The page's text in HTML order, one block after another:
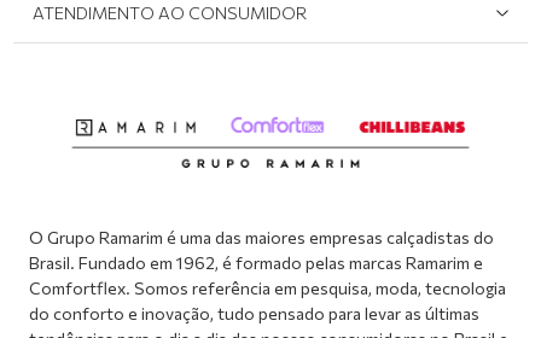
Meus pedidos
ATENDIMENTO AO CONSUMIDOR
Atendimento via WhatsApp: (51) 2160-0740
O Grupo Ramarim é uma das maiores empresas calçadistas do
Brasil. Fundado em 1962, é formado pelas marcas Ramarim e
Comfortflex. Somos referência em pesquisa, moda, tecnologia
do conforto e inovação, tudo pensado para levar as últimas